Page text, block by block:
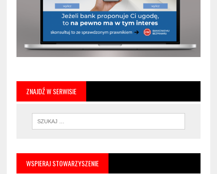
ZNAJDŹ W SERWISIE
WSPIERAJ STOWARZYSZENIE